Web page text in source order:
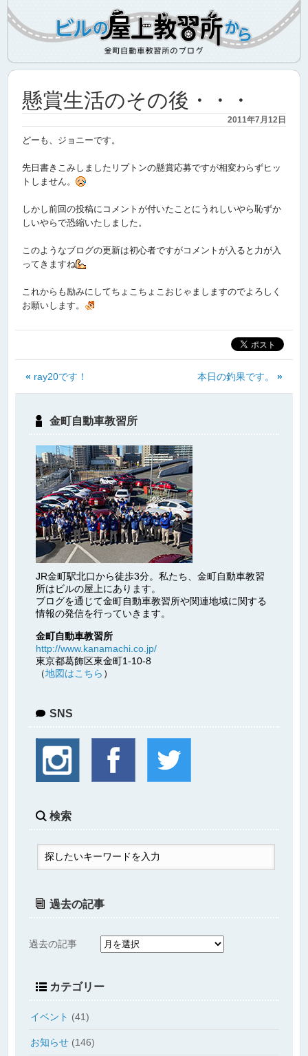
懸賞生活のその後・・・
2011年7月12日
どーも、ジョニーです。
先日書きこみしましたリプトンの懸賞応募ですが相変わらずヒッ
トしません。
しかし前回の投稿にコメントが付いたことにうれしいやら恥ずか
しいやらで恐縮いたしました。
このようなブログの更新は初心者ですがコメントが入ると力が入
ってきますね
これからも励みにしてちょこちょこおじゃましますのでよろしく
お願いします。
« ray20です！ 本日の釣果です。 »
金町自動車教習所
JR金町駅北口から徒歩3分。私たち、金町自動車教習
所はビルの屋上にあります。
ブログを通じて金町自動車教習所や関連地域に関する
情報の発信を行っていきます。
金町自動車教習所
http://www.kanamachi.co.jp/
東京都葛飾区東金町1-10-8
（地図はこちら ）
SNS
検索
過去の記事
過去の記事
カテゴリー
イベント (41)
お知らせ (146)